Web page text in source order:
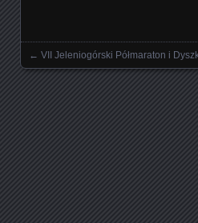
Nawigowanie
← VII Jeleniogórski Półmaraton i